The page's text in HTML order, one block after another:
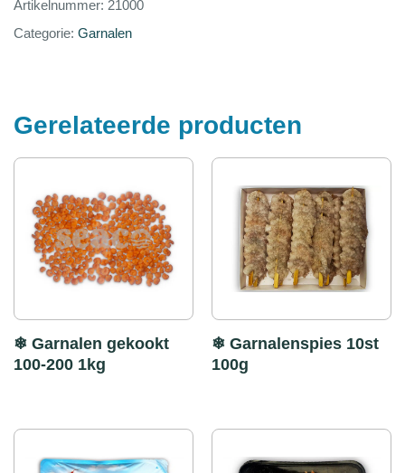
Artikelnummer: 21000
Categorie: Garnalen
Gerelateerde producten
❄ Garnalen gekookt
100-200 1kg
❄ Garnalenspies 10st
100g